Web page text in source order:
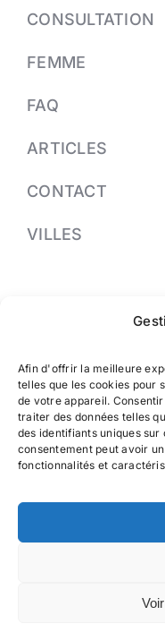
Afin d'offrir la meilleure
telles que les cookies pour
de votre appareil.
traiter des données telles
des identifiants uniques
consentement peut avoir
fonctionnalités et
CONSULTATION
FEMME
FAQ
ARTICLES
CONTACT
VILLES
© 2024 • HAIRCLINIC